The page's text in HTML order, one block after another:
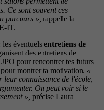
Ce sont souvent ces
parcours », rappelle la
IT.
les éventuels entretiens de
des entretiens de
pour rencontrer tes futurs
montrer ta motivation. «
connaissance de l'école,
On peut voir si le
», précise Laura